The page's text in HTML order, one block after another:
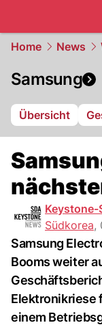
Home News
Samsung
Übersicht
Keystone-
Südkorea,
Samsung
Booms weiter
Elektronikriese
einem